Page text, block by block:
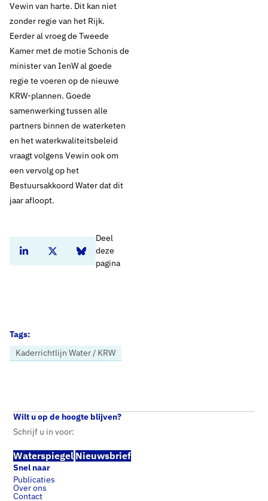
Home Nieuws
Vewin van harte. Dit kan niet
zonder regie van het Rijk.
Eerder al vroeg de Tweede
Kamer met de motie Schonis de
minister van IenW al goede
regie te voeren op de nieuwe
KRW-plannen. Goede
samenwerking tussen alle
partners binnen de waterketen
en het waterkwaliteitsbeleid
vraagt volgens Vewin ook om
een vervolg op het
Bestuursakkoord Water dat dit
jaar afloopt.
Deel
deze
pagina
Deel dit artikel op Linkedin
Deel dit artikel op Twitter
Deel dit artikel op Bluesky
Tags:
Kaderrichtlijn Water / KRW
Wilt u op de hoogte blijven?
Schrijf u in voor:
Waterspiegel Nieuwsbrief
Snel naar
Publicaties
Over ons
Contact